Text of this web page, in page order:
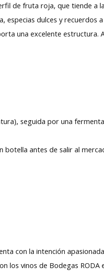
de fruta roja, que tiende a
especias dulces y recuerdos
una excelente estructura.
seguida por una
botella antes de salir al
con la intención
los vinos de Bodegas RODA